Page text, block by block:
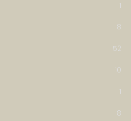
1
8
52
10
1
8